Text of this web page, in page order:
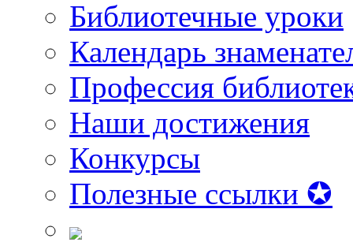
Библиотечные уроки
Календарь
Профессия
Наши достижения
Конкурсы
Полезные ссылки ✪